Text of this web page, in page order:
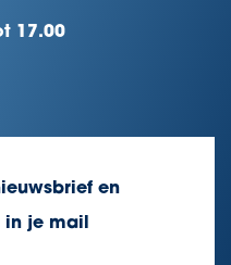
17.00
en
je mail